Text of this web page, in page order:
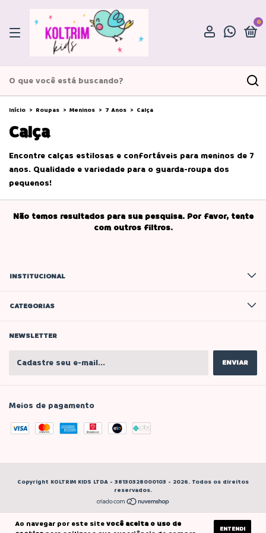
0
Ao navegar por este sitevocê aceita o uso de
ENTENDI
Início > Roupas > Meninos > 7 Anos > Calça
Calça
Encontre calças estilosas e confortáveis para meninos de 7
anos. Qualidade e variedade para o guarda-roupa dos
pequenos!
Não temos resultados para sua pesquisa. Por favor, tente
com outros filtros.
INSTITUCIONAL
CATEGORIAS
NEWSLETTER
Meios de pagamento
Copyright KOLTRIM KIDS LTDA - 38130328000103 - 2026. Todos os direitos
reservados.